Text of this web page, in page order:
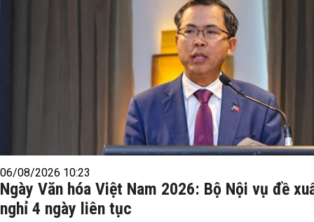
06/08/2026 10:23
Ngày Văn hóa Việt Nam 2026: Bộ Nội vụ đề
nghỉ 4 ngày liên tục